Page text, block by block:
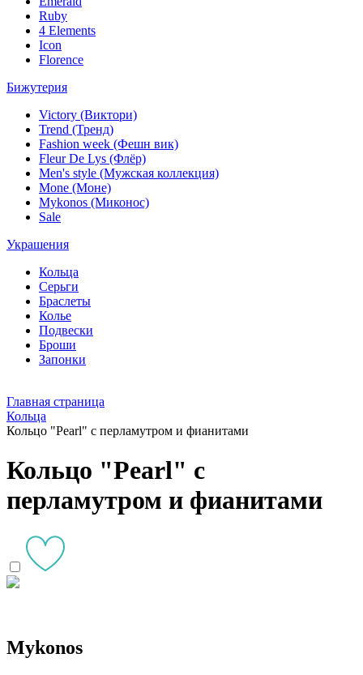
Ruby
4 Elements
Icon
Florence
Бижутерия
Victory (Виктори)
Trend (Тренд)
Fashion week (Фешн вик)
Fleur De Lys (Флёр)
Men's style (Мужская коллекция)
Mone (Моне)
Mykonos (Миконос)
Sale
Украшения
Кольца
Серьги
Браслеты
Колье
Подвески
Броши
Запонки
Главная страница
Кольца
Кольцо "Pearl" с перламутром и фианитами
Кольцо "Pearl" с
перламутром и фианитами
Mykonos